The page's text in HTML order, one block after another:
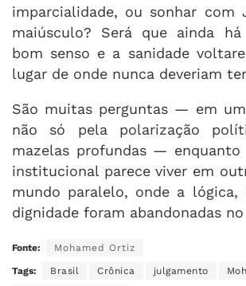
imparcialidade, ou sonhar com
maiúsculo? Será que ainda
bom senso e a sanidade
lugar de onde nunca deveriam
São muitas perguntas — em
não só pela polarização
mazelas profundas —
institucional parece viver em
mundo paralelo, onde a lógica,
dignidade foram abandonadas
Fonte: Mohamed Ortiz
Tags: Brasil Crônica julgamento